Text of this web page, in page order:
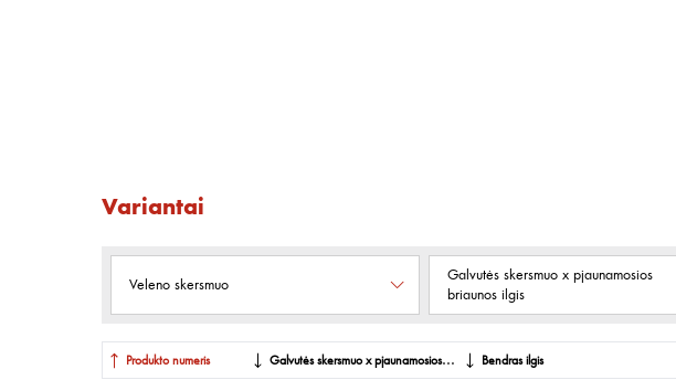
Variantai
Veleno skersmuo
Galvutės skersmuo x pjaunamosios
briaunos ilgis
Produkto numeris Galvutės skersmuo x pjaunamosios briaunos ilgisBendras ilgis